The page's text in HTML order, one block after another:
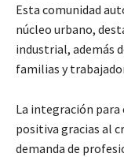
Esta comunidad
núcleo urbano,
industrial, además
familias y
La integración para
positiva gracias al
demanda de